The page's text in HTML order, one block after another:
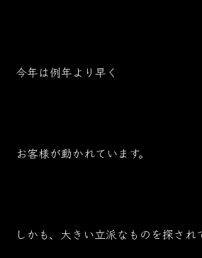
今年は例年より早く
お客様が動かれています。
しかも、大きい立派なものを探され